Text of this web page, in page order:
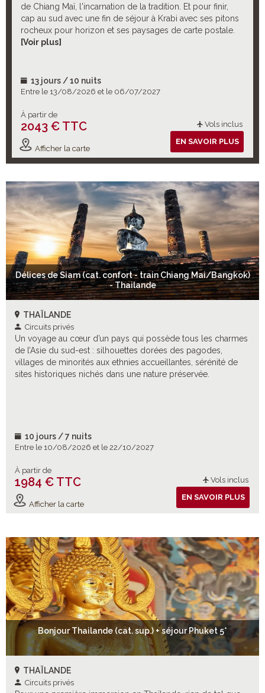
de Chiang Maï, l'incarnation de la tradition. Et pour finir,
cap au sud avec une fin de séjour à Krabi avec ses pitons
rocheux pour horizon et ses paysages de carte postale.
Un triptyque incontournable pour plonger dans les
excursions optionnelles à choisir selon vos envies !
[Voir plus]
13 jours / 10 nuits
Entre le 13/08/2026 et le 06/07/2027
À partir de
2043 € TTC Vols inclus
Afficher la carte
EN SAVOIR PLUS
Délices de Siam (cat. confort - train Chiang Mai/Bangkok)
- Thailande
THAÏLANDE
Circuits privés
Un voyage au cœur d’un pays qui possède tous les charmes
de l’Asie du sud-est : silhouettes dorées des pagodes,
villages de minorités aux ethnies accueillantes, sérénité de
sites historiques nichés dans une nature préservée.
10 jours / 7 nuits
Entre le 10/08/2026 et le 22/10/2027
À partir de
1984 € TTC Vols inclus
Afficher la carte
EN SAVOIR PLUS
Bonjour Thailande (cat. sup.) + séjour Phuket 5*
THAÏLANDE
Circuits privés